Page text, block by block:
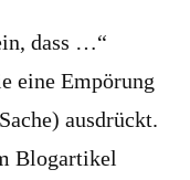
dass …“
eine Empörung
ausdrückt.
Blogartikel